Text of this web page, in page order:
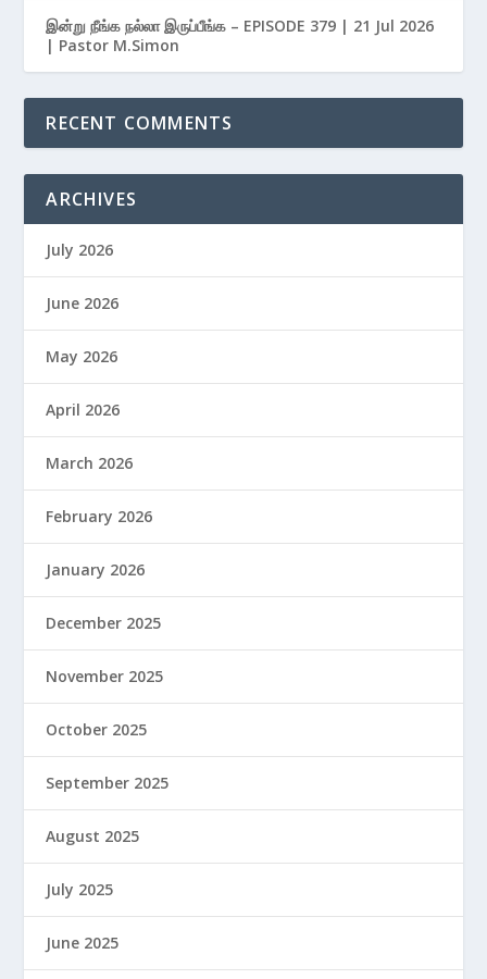
இன்று நீங்க நல்லா இருப்பீங்க – EPISODE 379 | 21 Jul 2026
| Pastor M.Simon
RECENT COMMENTS
ARCHIVES
July 2026
June 2026
May 2026
April 2026
March 2026
February 2026
January 2026
December 2025
November 2025
October 2025
September 2025
August 2025
July 2025
June 2025